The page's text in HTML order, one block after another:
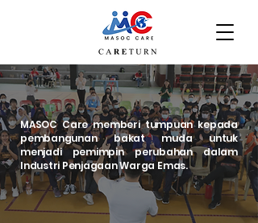
MASOC Care memberi tumpuan kepada
pembangunan bakat muda untuk
menjadi pemimpin perubahan dalam
Industri Penjagaan Warga Emas.